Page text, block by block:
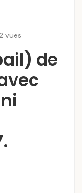
vues
de